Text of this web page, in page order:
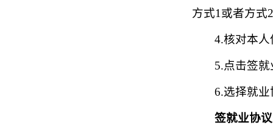
方式1或者方式
4.核对本
5.点击签
6.选择就
签就业协